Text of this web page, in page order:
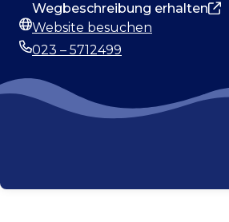
Wegbeschreibung erhalten
Webseite
Website besuchen
023 – 5712499